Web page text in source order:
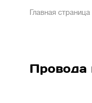
Главная страница
Провода